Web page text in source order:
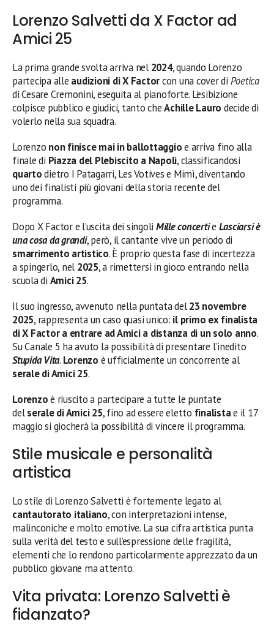
Lorenzo Salvetti da X Factor ad
Amici 25
La prima grande svolta arriva nel 2024, quando Lorenzo
partecipa alle audizioni di X Factorcon una cover di Poetica
di Cesare Cremonini, eseguita al pianoforte. L’esibizione
colpisce pubblico e giudici, tanto cheAchille Lauro decide di
volerlo nella sua squadra.
Lorenzo non finisce mai in ballottaggioe arriva fino alla
finale di Piazza del Plebiscito a Napoli, classificandosi
quartodietro I Patagarri, Les Votives e Mimì, diventando
uno dei finalisti più giovani della storia recente del
programma.
Dopo X Factor e l’uscita dei singoli Mille concertie Lasciarsi è
una cosa da grandi, però, il cantante vive un periodo di
smarrimento artistico. È proprio questa fase di incertezza
a spingerlo, nel 2025, a rimettersi in gioco entrando nella
scuola di Amici 25.
Il suo ingresso, avvenuto nella puntata del23 novembre
2025, rappresenta un caso quasi unico: il primo ex finalista
di X Factor a entrare ad Amici a distanza di un solo anno.
Su Canale 5 ha avuto la possibilità di presentare l’inedito
Stupida Vita. Lorenzo è ufficialmente un concorrente al
serale di Amici 25.
Lorenzoè riuscito a partecipare a tutte le puntate
delserale di Amici 25, fino ad essere eletto finalistae il 17
maggio si giocherà la possibilità di vincere il programma.
Stile musicale e personalità
artistica
Lo stile di Lorenzo Salvetti è fortemente legato al
cantautorato italiano, con interpretazioni intense,
malinconiche e molto emotive. La sua cifra artistica punta
sulla verità del testo e sull’espressione delle fragilità,
elementi che lo rendono particolarmente apprezzato da un
pubblico giovane ma attento.
Vita privata: Lorenzo Salvetti è
fidanzato?